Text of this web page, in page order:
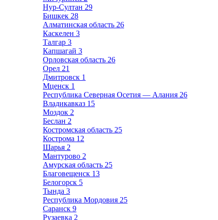
Нур-Султан 29
Бишкек 28
Алматинская область 26
Каскелен 3
Талгар 3
Капшагай 3
Орловская область 26
Орел 21
Дмитровск 1
Мценск 1
Республика Северная Осетия — Алания 26
Владикавказ 15
Моздок 2
Беслан 2
Костромская область 25
Кострома 12
Шарья 2
Мантурово 2
Амурская область 25
Благовещенск 13
Белогорск 5
Тында 3
Республика Мордовия 25
Саранск 9
Рузаевка 2